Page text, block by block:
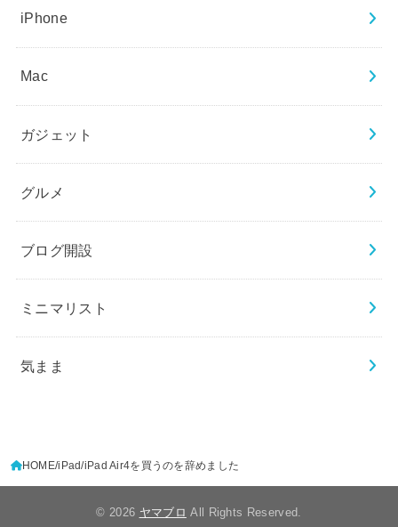
iPhone
Mac
ガジェット
グルメ
ブログ開設
ミニマリスト
気まま
HOME iPad iPad Air4を買うのを辞めました
© 2026 ヤマブロ All Rights Reserved.